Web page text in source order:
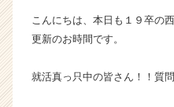
か
こんにちは、本日も１９卒の
更新のお時間です。
就活真っ只中の皆さん！！質問